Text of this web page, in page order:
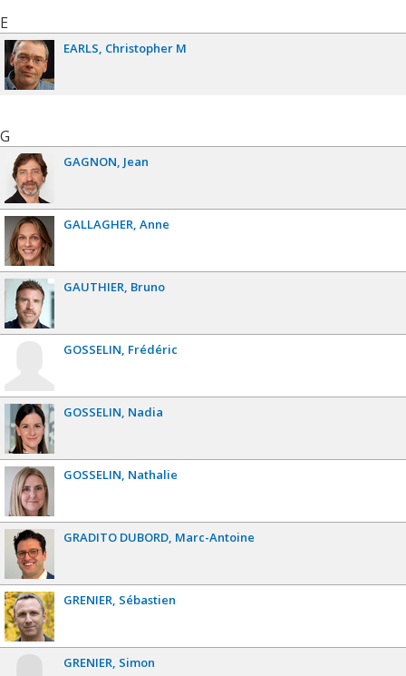
E
EARLS Christopher M
G
GAGNON Jean
GALLAGHER Anne
GAUTHIER Bruno
GOSSELIN Frédéric
GOSSELIN Nadia
GOSSELIN Nathalie
GRADITO DUBORD Marc-Antoine
GRENIER Sébastien
GRENIER Simon